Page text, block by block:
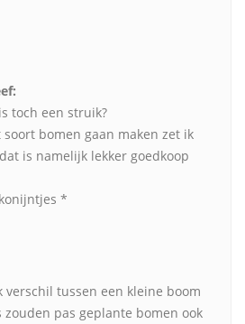
toch een struik?
bomen gaan maken zet ik
is namelijk lekker goedkoop
*
verschil tussen een kleine boom
pas geplante bomen ook